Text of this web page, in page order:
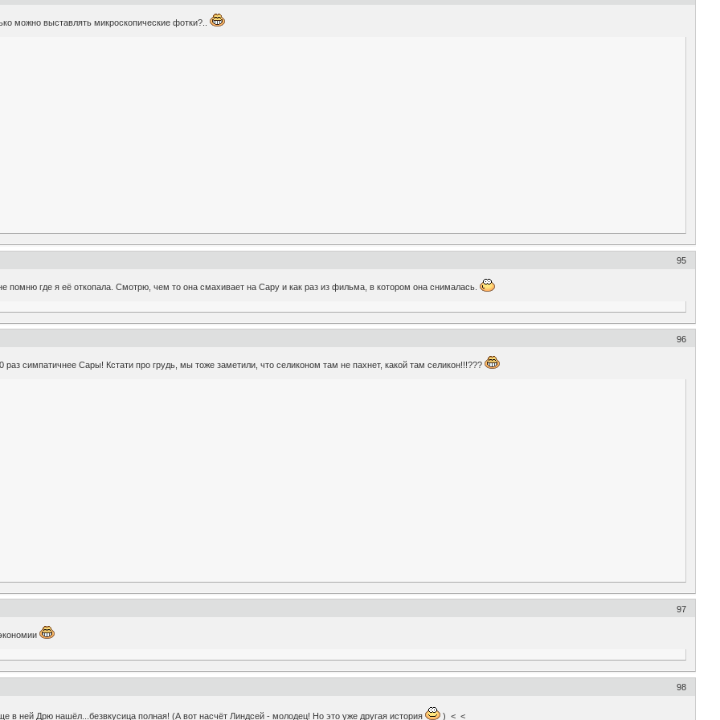
можно выставлять микроскопические фотки?..
95
помню где я её откопала. Смотрю, чем то она смахивает на Сару и как раз из фильма, в котором она снималась.
96
симпатичнее Сары! Кстати про грудь, мы тоже заметили, что селиконом там не пахнет, какой там селикон!!!???
97
98
в ней Дрю нашёл...безвкусица полная! (А вот насчёт Линдсей - молодец! Но это уже другая история
) <_<